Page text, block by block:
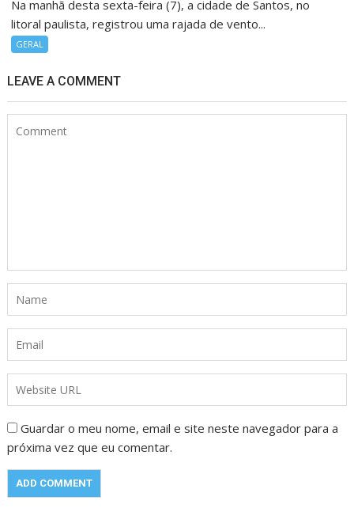
Na manhã desta sexta-feira (7), a cidade de Santos, no
litoral paulista, registrou uma rajada de vento...
GERAL
LEAVE A COMMENT
Guardar o meu nome, email e site neste navegador para a
próxima vez que eu comentar.